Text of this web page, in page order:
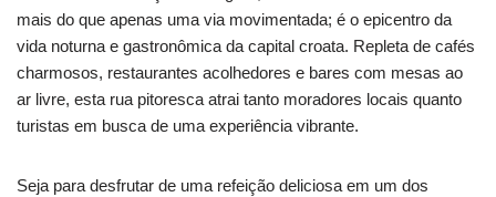
mais do que apenas uma via movimentada; é o epicentro da
vida noturna e gastronômica da capital croata. Repleta de cafés
charmosos, restaurantes acolhedores e bares com mesas ao
ar livre, esta rua pitoresca atrai tanto moradores locais quanto
turistas em busca de uma experiência vibrante.
Seja para desfrutar de uma refeição deliciosa em um dos